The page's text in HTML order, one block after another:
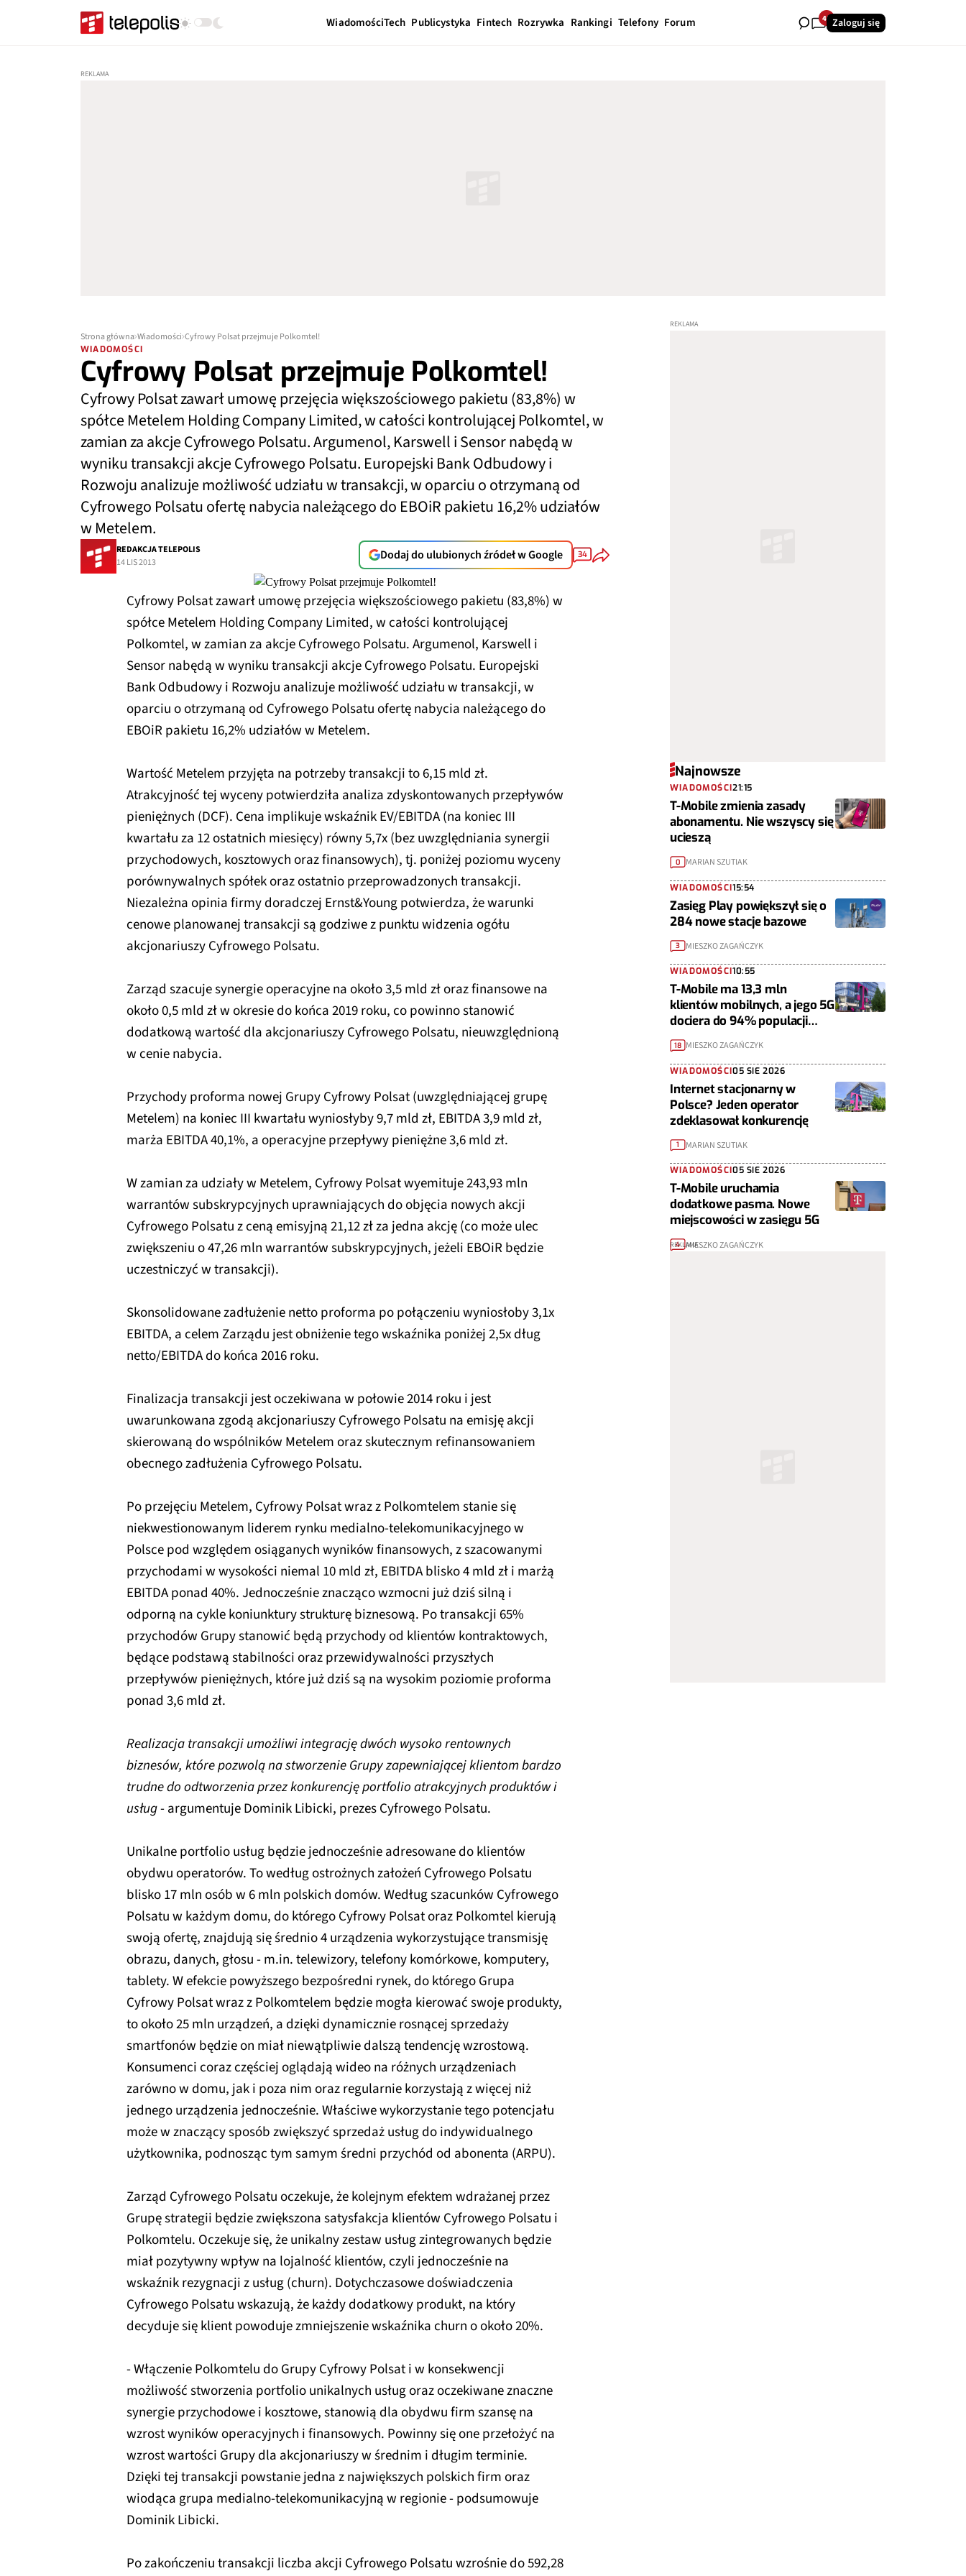
WiadomościTech Publicystyka Fintech Rozrywka Rankingi Telefony Forum 40Zaloguj się
Strona główna Wiadomości Cyfrowy Polsat przejmuje Polkomtel!
WIADOMOŚCI
Cyfrowy Polsat przejmuje Polkomtel!
Cyfrowy Polsat zawarł umowę przejęcia większościowego pakietu (83,8%) w
spółce Metelem Holding Company Limited, w całości kontrolującej Polkomtel, w
zamian za akcje Cyfrowego Polsatu. Argumenol, Karswell i Sensor nabędą w
wyniku transakcji akcje Cyfrowego Polsatu. Europejski Bank Odbudowy i
Rozwoju analizuje możliwość udziału w transakcji, w oparciu o otrzymaną od
Cyfrowego Polsatu ofertę nabycia należącego do EBOiR pakietu 16,2% udziałów
w Metelem.
REDAKCJA TELEPOLIS
14 LIS 2013
Dodaj do ulubionych źródeł w Google 34
Cyfrowy Polsat zawarł umowę przejęcia większościowego pakietu (83,8%) w
spółce Metelem Holding Company Limited, w całości kontrolującej
Polkomtel, w zamian za akcje Cyfrowego Polsatu. Argumenol, Karswell i
Sensor nabędą w wyniku transakcji akcje Cyfrowego Polsatu. Europejski
Bank Odbudowy i Rozwoju analizuje możliwość udziału w transakcji, w
oparciu o otrzymaną od Cyfrowego Polsatu ofertę nabycia należącego do
EBOiR pakietu 16,2% udziałów w Metelem.
Wartość Metelem przyjęta na potrzeby transakcji to 6,15 mld zł.
Atrakcyjność tej wyceny potwierdziła analiza zdyskontowanych przepływów
pieniężnych (DCF). Cena implikuje wskaźnik EV/EBITDA (na koniec III
kwartału za 12 ostatnich miesięcy) równy 5,7x (bez uwzględniania synergii
przychodowych, kosztowych oraz finansowych), tj. poniżej poziomu wyceny
porównywalnych spółek oraz ostatnio przeprowadzonych transakcji.
Niezależna opinia firmy doradczej Ernst&Young potwierdza, że warunki
cenowe planowanej transakcji są godziwe z punktu widzenia ogółu
akcjonariuszy Cyfrowego Polsatu.
Zarząd szacuje synergie operacyjne na około 3,5 mld zł oraz finansowe na
około 0,5 mld zł w okresie do końca 2019 roku, co powinno stanowić
dodatkową wartość dla akcjonariuszy Cyfrowego Polsatu, nieuwzględnioną
w cenie nabycia.
Przychody proforma nowej Grupy Cyfrowy Polsat (uwzględniającej grupę
Metelem) na koniec III kwartału wyniosłyby 9,7 mld zł, EBITDA 3,9 mld zł,
marża EBITDA 40,1%, a operacyjne przepływy pieniężne 3,6 mld zł.
W zamian za udziały w Metelem, Cyfrowy Polsat wyemituje 243,93 mln
warrantów subskrypcyjnych uprawniających do objęcia nowych akcji
Cyfrowego Polsatu z ceną emisyjną 21,12 zł za jedna akcję (co może ulec
zwiększeniu o 47,26 mln warrantów subskrypcyjnych, jeżeli EBOiR będzie
uczestniczyć w transakcji).
Skonsolidowane zadłużenie netto proforma po połączeniu wyniosłoby 3,1x
EBITDA, a celem Zarządu jest obniżenie tego wskaźnika poniżej 2,5x dług
netto/EBITDA do końca 2016 roku.
Finalizacja transakcji jest oczekiwana w połowie 2014 roku i jest
uwarunkowana zgodą akcjonariuszy Cyfrowego Polsatu na emisję akcji
skierowaną do wspólników Metelem oraz skutecznym refinansowaniem
obecnego zadłużenia Cyfrowego Polsatu.
Po przejęciu Metelem, Cyfrowy Polsat wraz z Polkomtelem stanie się
niekwestionowanym liderem rynku medialno-telekomunikacyjnego w
Polsce pod względem osiąganych wyników finansowych, z szacowanymi
przychodami w wysokości niemal 10 mld zł, EBITDA blisko 4 mld zł i marżą
EBITDA ponad 40%. Jednocześnie znacząco wzmocni już dziś silną i
odporną na cykle koniunktury strukturę biznesową. Po transakcji 65%
przychodów Grupy stanowić będą przychody od klientów kontraktowych,
będące podstawą stabilności oraz przewidywalności przyszłych
przepływów pieniężnych, które już dziś są na wysokim poziomie proforma
ponad 3,6 mld zł.
Realizacja transakcji umożliwi integrację dwóch wysoko rentownych
biznesów, które pozwolą na stworzenie Grupy zapewniającej klientom bardzo
trudne do odtworzenia przez konkurencję portfolio atrakcyjnych produktów i
usług- argumentuje Dominik Libicki, prezes Cyfrowego Polsatu.
Unikalne portfolio usług będzie jednocześnie adresowane do klientów
obydwu operatorów. To według ostrożnych założeń Cyfrowego Polsatu
blisko 17 mln osób w 6 mln polskich domów. Według szacunków Cyfrowego
Polsatu w każdym domu, do którego Cyfrowy Polsat oraz Polkomtel kierują
swoją ofertę, znajdują się średnio 4 urządzenia wykorzystujące transmisję
obrazu, danych, głosu - m.in. telewizory, telefony komórkowe, komputery,
tablety. W efekcie powyższego bezpośredni rynek, do którego Grupa
Cyfrowy Polsat wraz z Polkomtelem będzie mogła kierować swoje produkty,
to około 25 mln urządzeń, a dzięki dynamicznie rosnącej sprzedaży
smartfonów będzie on miał niewątpliwie dalszą tendencję wzrostową.
Konsumenci coraz częściej oglądają wideo na różnych urządzeniach
zarówno w domu, jak i poza nim oraz regularnie korzystają z więcej niż
jednego urządzenia jednocześnie. Właściwe wykorzystanie tego potencjału
może w znaczący sposób zwiększyć sprzedaż usług do indywidualnego
użytkownika, podnosząc tym samym średni przychód od abonenta (ARPU).
Zarząd Cyfrowego Polsatu oczekuje, że kolejnym efektem wdrażanej przez
Grupę strategii będzie zwiększona satysfakcja klientów Cyfrowego Polsatu i
Polkomtelu. Oczekuje się, że unikalny zestaw usług zintegrowanych będzie
miał pozytywny wpływ na lojalność klientów, czyli jednocześnie na
wskaźnik rezygnacji z usług (churn). Dotychczasowe doświadczenia
Cyfrowego Polsatu wskazują, że każdy dodatkowy produkt, na który
decyduje się klient powoduje zmniejszenie wskaźnika churn o około 20%.
- Włączenie Polkomtelu do Grupy Cyfrowy Polsat i w konsekwencji
możliwość stworzenia portfolio unikalnych usług oraz oczekiwane znaczne
synergie przychodowe i kosztowe, stanowią dla obydwu firm szansę na
wzrost wyników operacyjnych i finansowych. Powinny się one przełożyć na
wzrost wartości Grupy dla akcjonariuszy w średnim i długim terminie.
Dzięki tej transakcji powstanie jedna z największych polskich firm oraz
wiodąca grupa medialno-telekomunikacyjną w regionie - podsumowuje
Dominik Libicki.
Po zakończeniu transakcji liczba akcji Cyfrowego Polsatu wzrośnie do 592,28
Najnowsze
WIADOMOŚCI21:15
T-Mobile zmienia zasady
abonamentu. Nie wszyscy się
ucieszą
0 MARIAN SZUTIAK
WIADOMOŚCI15:54
Zasięg Play powiększył się o
284 nowe stacje bazowe
3 MIESZKO ZAGAŃCZYK
WIADOMOŚCI10:55
T-Mobile ma 13,3 mln
klientów mobilnych, a jego 5G
dociera do 94% populacji
Polski
18 MIESZKO ZAGAŃCZYK
WIADOMOŚCI05 SIE 2026
Internet stacjonarny w
Polsce? Jeden operator
zdeklasował konkurencję
1 MARIAN SZUTIAK
WIADOMOŚCI05 SIE 2026
T-Mobile uruchamia
dodatkowe pasma. Nowe
miejscowości w zasięgu 5G
4 MIESZKO ZAGAŃCZYK